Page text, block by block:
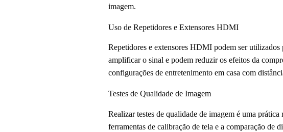
imagem.
Uso de Repetidores e Extensores HDMI
Repetidores e extensores HDMI podem ser
amplificar o sinal e podem reduzir os efeitos da
configurações de entretenimento em casa com
Testes de Qualidade de Imagem
Realizar testes de qualidade de imagem é uma
ferramentas de calibração de tela e a comparação